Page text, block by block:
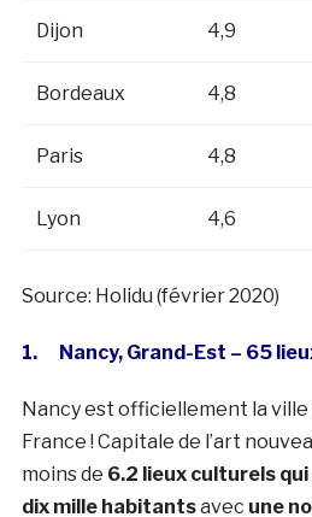
Dijon 4,9
Bordeaux 4,8
Paris 4,8
Lyon 4,6
Source: Holidu (février 2020)
1. Nancy, Grand-Est – 65
Nancy est officiellement la ville
France ! Capitale de l’art
moins de 6.2 lieux culturels
dix mille habitantsavec une